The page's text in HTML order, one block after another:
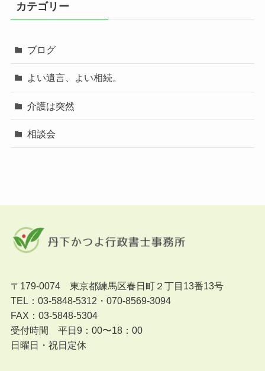
カテゴリー
ブログ
よい遺言、よい相続。
介護は突然
相談会
〒179-0074 東京都練馬区春日町２丁目13番13号
TEL：03-5848-5312・070-8569-3094
FAX：03-5848-5304
受付時間 平日9：00〜18：00
日曜日・祝日定休